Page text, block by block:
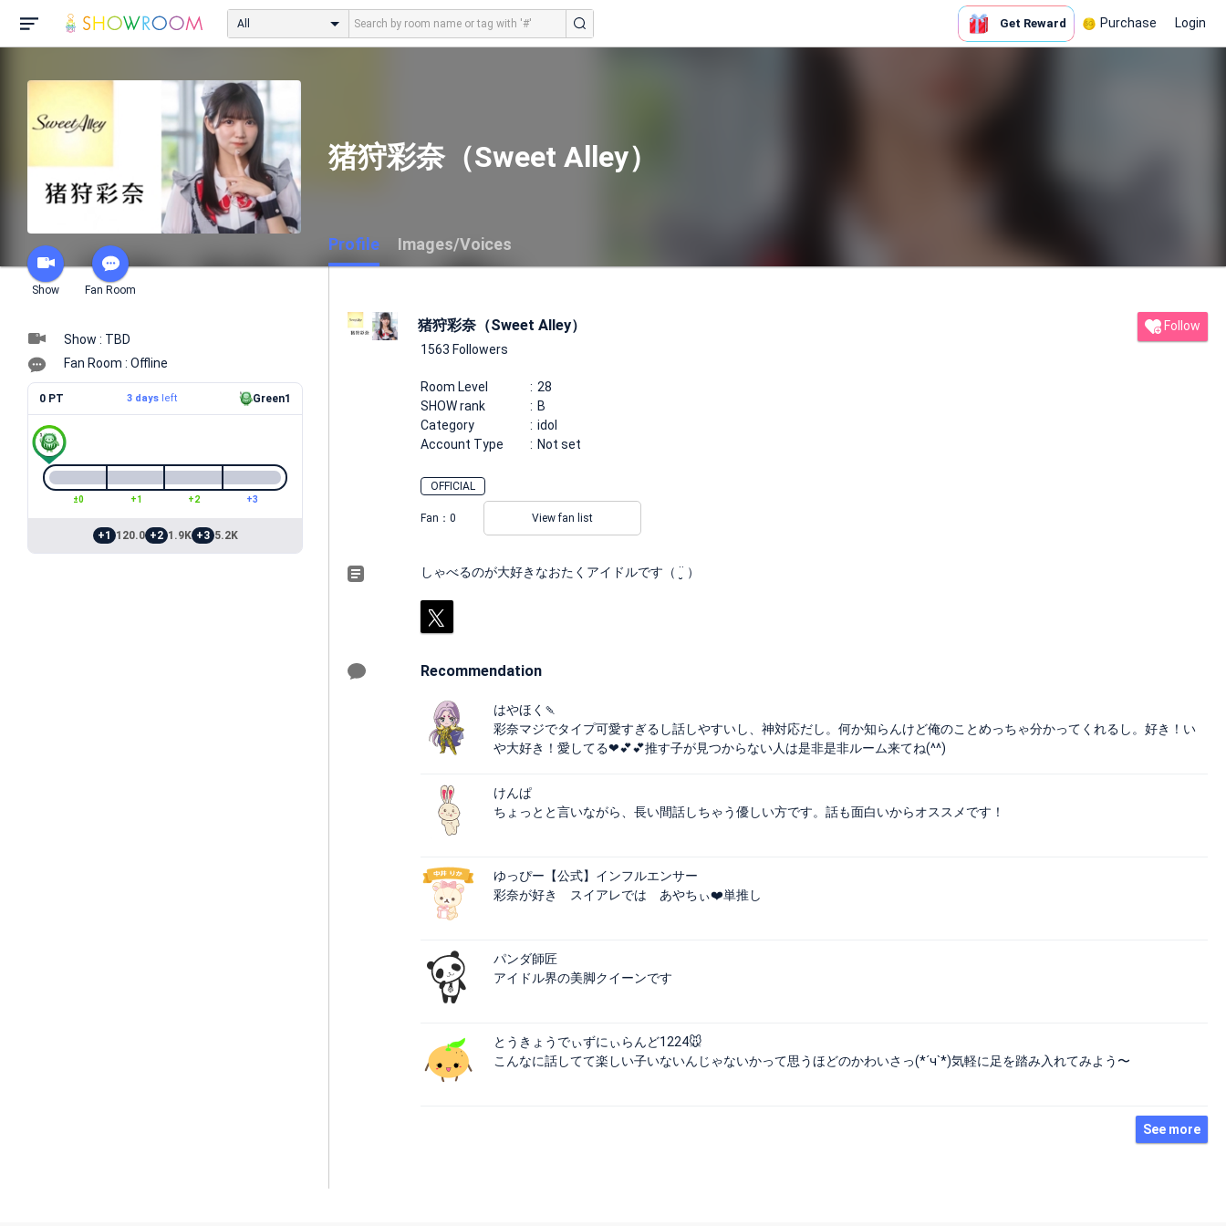
All Get Reward Purchase Login
Show Fan Room
猪狩彩奈（Sweet Alley）
Profile Images/Voices
Show : TBD
Fan Room : Offline
0 PT 3 daysleft Green1
±0 +1 +2 +3
+1 120.0 +2 1.9K +3 5.2K
猪狩彩奈（Sweet Alley）
1563 Followers
Follow
Room Level
28
SHOW rank
B
Category
idol
Account Type
Not set
OFFICIAL
Fan： 0 View fan list
しゃべるのが大好きなおたくアイドルです（ ¨̮ ）
Recommendation
はやほく🍡
彩奈マジでタイプ可愛すぎるし話しやすいし、神対応だし。何か知らんけど俺のことめっちゃ分かってくれるし。好き！い
や大好き！愛してる❤💕💕推す子が見つからない人は是非是非ルーム来てね(^^)
けんぱ
ちょっとと言いながら、長い間話しちゃう優しい方です。話も面白いからオススメです！
ゆっぴー【公式】インフルエンサー
彩奈が好き スイアレでは あやちぃ❤️単推し
パンダ師匠
アイドル界の美脚クイーンです
とうきょうでぃずにぃらんど1224🐭
こんなに話してて楽しい子いないんじゃないかって思うほどのかわいさっ(*´ч`*)気軽に足を踏み入れてみよう〜
See more